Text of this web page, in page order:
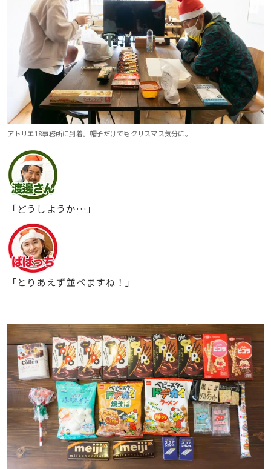
アトリエ18事務所に到着。帽子だけでもクリスマス気分に。
「どうしようか…」
「とりあえず並べますね！」